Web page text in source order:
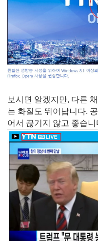
보시면 알겠지만, 다른
는 화질도 뛰어납니다.
어서 끊기지 않고 좋습니